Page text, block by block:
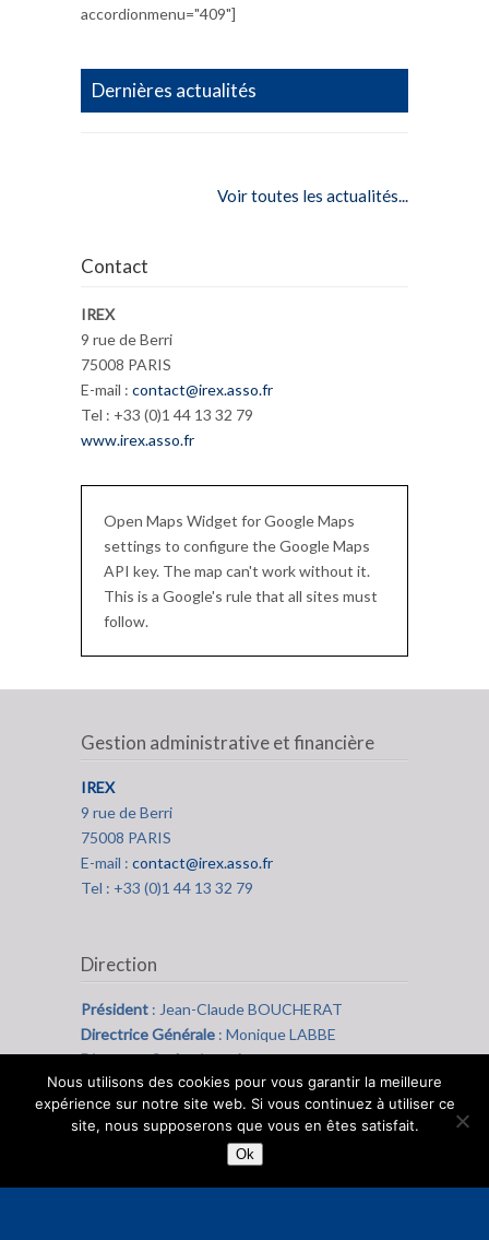
accordionmenu="409"]
Dernières actualités
Voir toutes les actualités...
Contact
IREX
9 rue de Berri
75008 PARIS
E-mail : contact@irex.asso.fr
Tel : +33 (0)1 44 13 32 79
www.irex.asso.fr
Open Maps Widget for Google Maps
settings to configure the Google Maps
API key. The map can't work without it.
This is a Google's rule that all sites must
follow.
Gestion administrative et financière
IREX
9 rue de Berri
75008 PARIS
E-mail : contact@irex.asso.fr
Tel : +33 (0)1 44 13 32 79
Direction
Président : Jean-Claude BOUCHERAT
Directrice Générale : Monique LABBE
Directeur Opérationnel: Jean-Pierre PALISSE
Nous utilisons des cookies pour vous garantir la meilleure
expérience sur notre site web. Si vous continuez à utiliser ce
site, nous supposerons que vous en êtes satisfait.
Ok